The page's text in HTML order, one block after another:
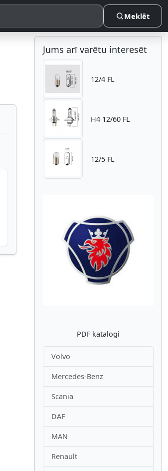
Meklēt
Jums arī varētu interesēt
12/4 FL
H4 12/60 FL
12/5 FL
Atpakaļ
PDF katalogi
Volvo
Mercedes-Benz
Scania
DAF
MAN
Renault